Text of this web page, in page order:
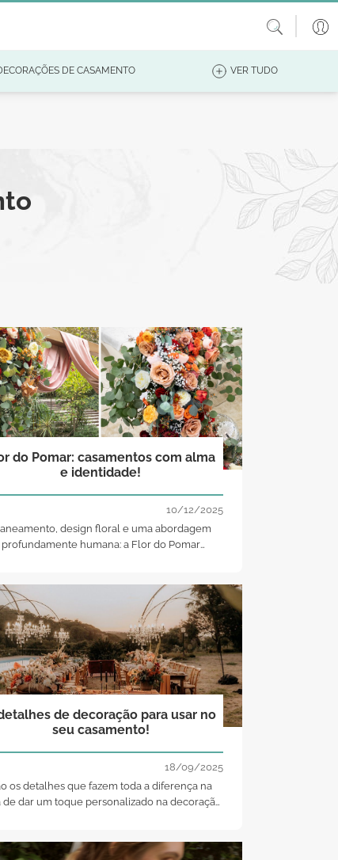
DE CASAMENTO VER TUDO
do Pomar: casamentos com alma
e identidade!
10/12/2025
design floral e uma abordagem
profundamente humana: a Flor do Pomar
de decoração para usar no
seu casamento!
18/09/2025
os detalhes que fazem toda a diferença na
de dar um toque personalizado na decoração.